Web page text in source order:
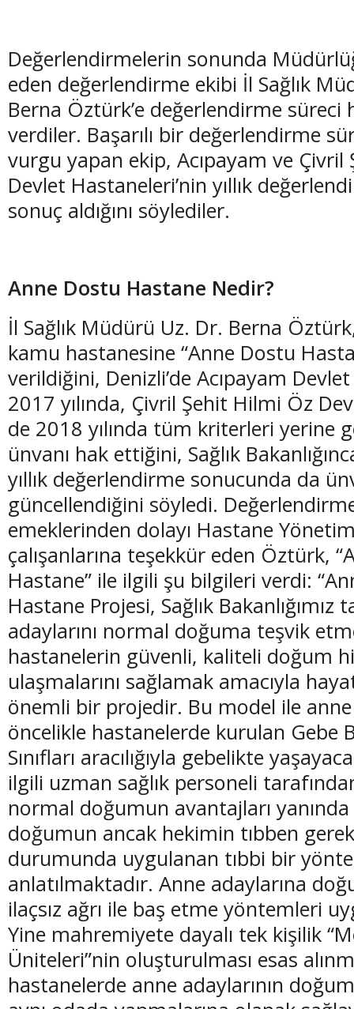
Değerlendirmelerin sonunda
eden değerlendirme ekibi İl Sağlık
Berna Öztürk’e değerlendirme süreci
verdiler. Başarılı bir değerlendirme
vurgu yapan ekip, Acıpayam ve Çivril
Devlet Hastaneleri’nin yıllık
sonuç aldığını söylediler.
Anne Dostu Hastane Nedir?
İl Sağlık Müdürü Uz. Dr. Berna
kamu hastanesine “Anne Dostu
verildiğini, Denizli’de Acıpayam
2017 yılında, Çivril Şehit Hilmi Öz
de 2018 yılında tüm kriterleri yerine
ünvanı hak ettiğini, Sağlık
yıllık değerlendirme sonucunda da
güncellendiğini söyledi.
emeklerinden dolayı Hastane
çalışanlarına teşekkür eden Öztürk,
Hastane” ile ilgili şu bilgileri verdi: “
Hastane Projesi, Sağlık Bakanlığımız
adaylarını normal doğuma teşvik
hastanelerin güvenli, kaliteli doğum
ulaşmalarını sağlamak amacıyla
önemli bir projedir. Bu model ile anne
öncelikle hastanelerde kurulan Gebe
Sınıfları aracılığıyla gebelikte
ilgili uzman sağlık personeli
normal doğumun avantajları
doğumun ancak hekimin tıbben
durumunda uygulanan tıbbi bir
anlatılmaktadır. Anne adaylarına
ilaçsız ağrı ile baş etme yöntemleri
Yine mahremiyete dayalı tek kişilik
Üniteleri”nin oluşturulması esas
hastanelerde anne adaylarının
Balık Burcunun 06.08.2026 Günlük Yorumu Koç